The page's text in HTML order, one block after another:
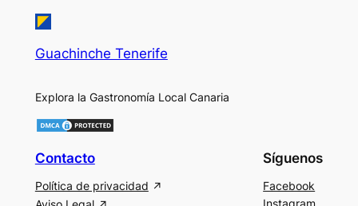
Guachinche Tenerife
Explora la Gastronomía Local Canaria
Contacto
Política de privacidad
Síguenos
Facebook
Instagram